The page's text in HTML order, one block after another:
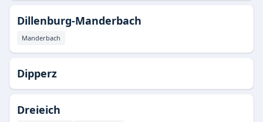
Dillenburg-Manderbach
Manderbach
Dipperz
Dreieich